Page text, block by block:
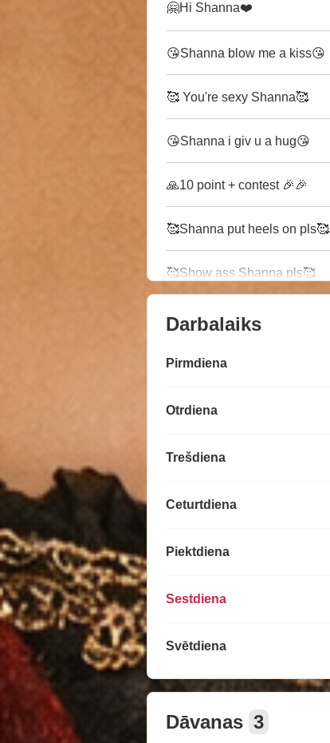
🤗Hi Shanna❤️
😘Shanna blow me a kiss😘
🥰 You're sexy Shanna🥰
😘Shanna i giv u a hug😘
🙏10 point + contest 🎉🎉
🥰Shanna put heels on pls🥰
🥰Show ass Shanna pls🥰
Darbalaiks
Pirmdiena
Otrdiena
Trešdiena
Ceturtdiena
Piektdiena
Sestdiena
Svētdiena
Dāvanas 3